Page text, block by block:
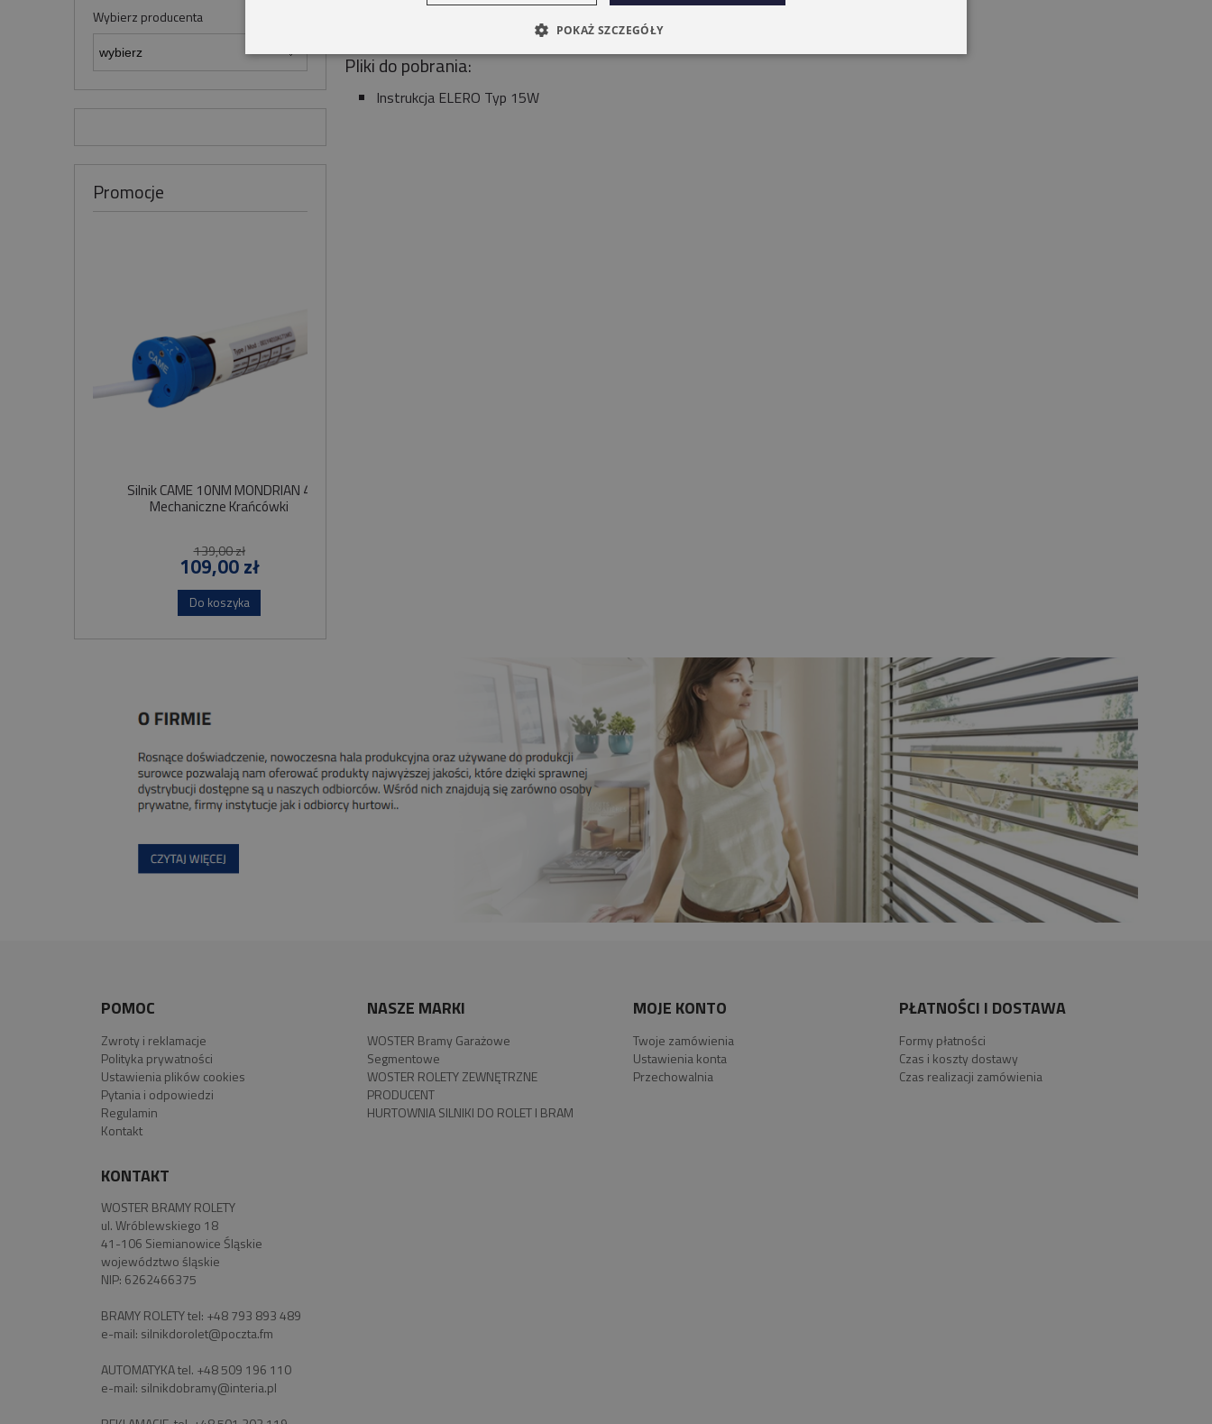
Wybierz producenta
Promocje
Silnik CAME 10NM MONDRIAN 4
Mechaniczne Krańcówki
139,00 zł
109,00 zł
Do koszyka
Pliki do pobrania:
Instrukcja ELERO Typ 15W
POMOC
Zwroty i reklamacje
Polityka prywatności
Ustawienia plików cookies
Pytania i odpowiedzi
Regulamin
Kontakt
NASZE MARKI
WOSTER Bramy Garażowe
Segmentowe
WOSTER ROLETY ZEWNĘTRZNE
PRODUCENT
HURTOWNIA SILNIKI DO ROLET I BRAM
MOJE KONTO
Twoje zamówienia
Ustawienia konta
Przechowalnia
PŁATNOŚCI I DOSTAWA
Formy płatności
Czas i koszty dostawy
Czas realizacji zamówienia
KONTAKT
WOSTER BRAMY ROLETY
ul. Wróblewskiego 18
41-106 Siemianowice Śląskie
województwo śląskie
NIP: 6262466375
BRAMY ROLETY tel: +48 793 893 489
e-mail: silnikdorolet@poczta.fm
AUTOMATYKA tel. +48 509 196 110
e-mail: silnikdobramy@interia.pl
POKAŻ SZCZEGÓŁY